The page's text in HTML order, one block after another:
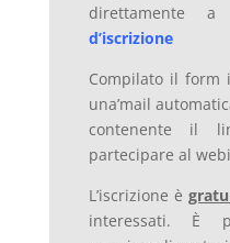
direttamente
d’iscrizione
Compilato il form
una’mail
contenente il
partecipare al
L’iscrizione è
interessati. È